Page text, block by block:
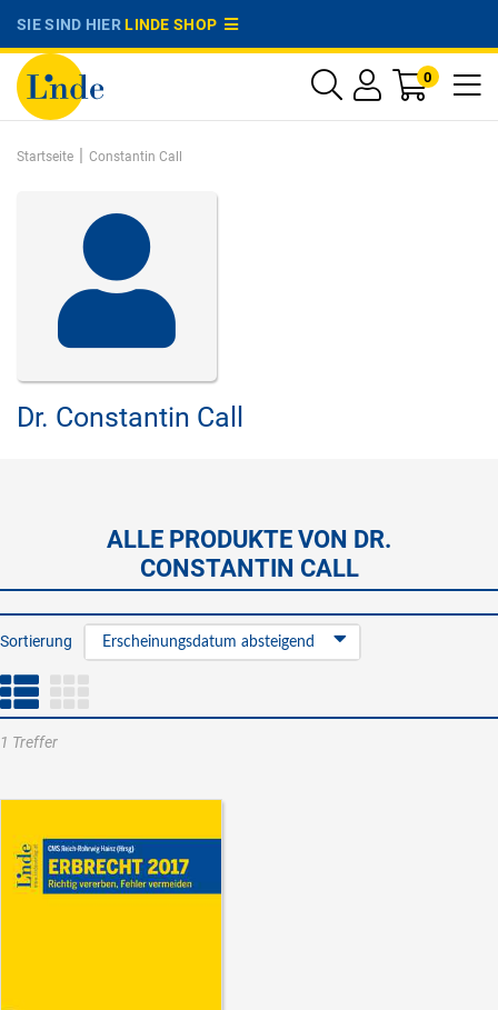
SIE SIND HIERLINDE SHOP
0
Startseite | Constantin Call
Dr. Constantin Call
ALLE PRODUKTE VON DR.
CONSTANTIN CALL
Sortierung Erscheinungsdatum absteigend
1 Treffer